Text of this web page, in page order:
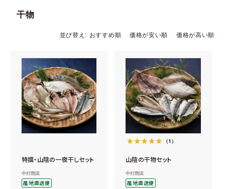
干物
並び替え おすすめ順 価格が安い順 価格が高い順
特撰・山陰の一夜干しセット
中村商店
産地直送便
（1）
山陰の干物セット
中村商店
産地直送便